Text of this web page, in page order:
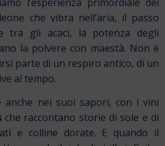
che vibra nell’aria, il passo
tra gli acaci, la potenza degli
la polvere con maestà. Non è
parte di un respiro antico, di un
al tempo.
anche nei suoi sapori, con i vini
che raccontano storie di sole e di
e colline dorate. E quando il